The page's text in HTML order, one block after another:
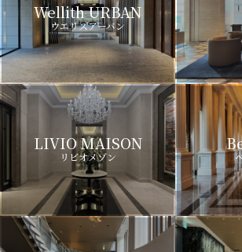
Wellith URBAN
ウエリスアーバン
LIVIO MAISON
リビオメゾン